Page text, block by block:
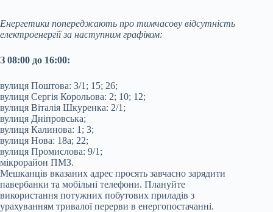
Енергетики попереджають про тимчасову відсутність
електроенергії за наступним графіком:
З 08:00 до 16:00:
вулиця Поштова: 3/1; 15; 26;
вулиця Сергія Корольова: 2; 10; 12;
вулиця Віталія Шкуренка: 2/1;
вулиця Дніпровська;
вулиця Калинова: 1; 3;
вулиця Нова: 18а; 22;
вулиця Промислова: 9/1;
мікрорайон ПМЗ.
Мешканців вказаних адрес просять завчасно зарядити
павербанки та мобільні телефони. Плануйте
використання потужних побутових приладів з
урахуванням тривалої перерви в енергопостачанні.